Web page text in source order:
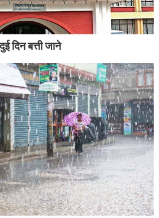
दिन बत्ती जाने